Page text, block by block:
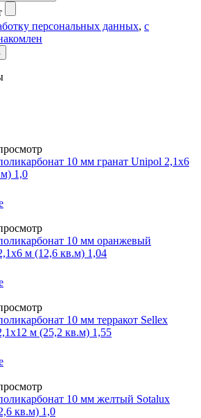
персональных данных, с
10 мм гранат Unipol 2,1х6
1,0
10 мм оранжевый
м (12,6 кв.м) 1,04
10 мм терракот Sellex
м (25,2 кв.м) 1,55
10 мм желтый Sotalux
кв.м) 1,0